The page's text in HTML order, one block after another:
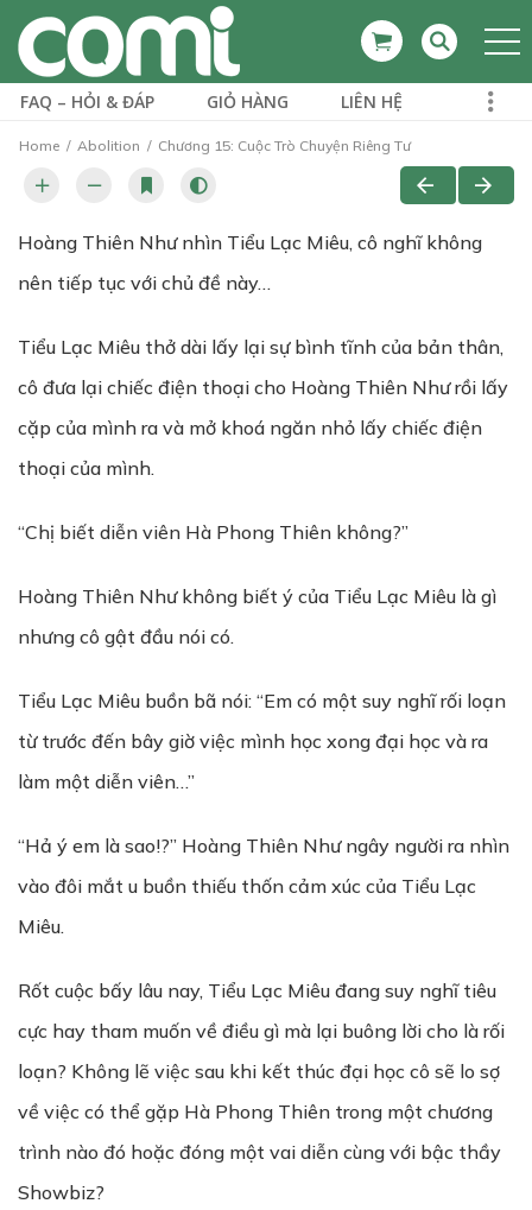
FAQ – HỎI & ĐÁP GIỎ HÀNG LIÊN HỆ
Home Abolition Chương 15: Cuộc Trò Chuyện Riêng Tư
Hoàng Thiên Như nhìn Tiểu Lạc Miêu, cô nghĩ không
nên tiếp tục với chủ đề này…
Tiểu Lạc Miêu thở dài lấy lại sự bình tĩnh của bản thân,
cô đưa lại chiếc điện thoại cho Hoàng Thiên Như rồi lấy
cặp của mình ra và mở khoá ngăn nhỏ lấy chiếc điện
thoại của mình.
“Chị biết diễn viên Hà Phong Thiên không?”
Hoàng Thiên Như không biết ý của Tiểu Lạc Miêu là gì
nhưng cô gật đầu nói có.
Tiểu Lạc Miêu buồn bã nói: “Em có một suy nghĩ rối loạn
từ trước đến bây giờ việc mình học xong đại học và ra
làm một diễn viên…”
“Hả ý em là sao!?” Hoàng Thiên Như ngây người ra nhìn
vào đôi mắt u buồn thiếu thốn cảm xúc của Tiểu Lạc
Miêu.
Rốt cuộc bấy lâu nay, Tiểu Lạc Miêu đang suy nghĩ tiêu
cực hay tham muốn về điều gì mà lại buông lời cho là rối
loạn? Không lẽ việc sau khi kết thúc đại học cô sẽ lo sợ
về việc có thể gặp Hà Phong Thiên trong một chương
trình nào đó hoặc đóng một vai diễn cùng với bậc thầy
Showbiz?